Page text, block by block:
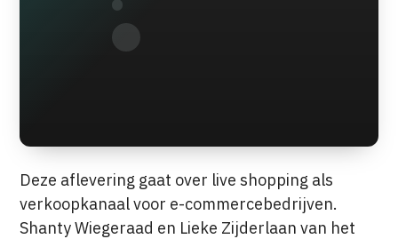
Deze aflevering gaat over live shopping als
verkoopkanaal voor e-commercebedrijven.
Shanty Wiegeraad en Lieke Zijderlaan van het